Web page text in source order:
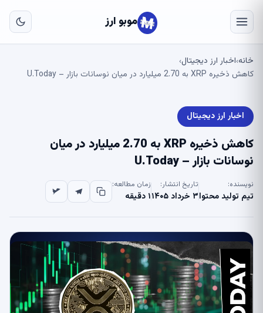
موبو ارز
خانه›اخبار ارز دیجیتال›
کاهش ذخیره XRP به 2.70 میلیارد در میان نوسانات بازار – U.Today
اخبار ارز دیجیتال
کاهش ذخیره XRP به 2.70 میلیارد در میان
نوسانات بازار – U.Today
نویسنده:
تیم تولید محتوا
تاریخ انتشار:
۳ خرداد ۱۴۰۵
زمان مطالعه:
۱ دقیقه